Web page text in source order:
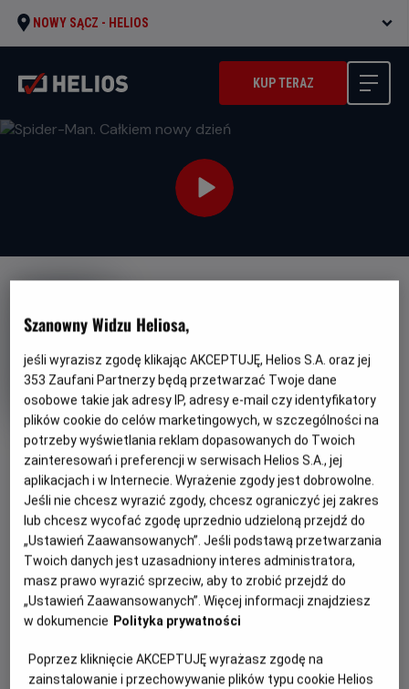
NOWY SĄCZ - HELIOS
KUP TERAZ
OBSERWUJ
Spider-Man. Całkiem nowy
dzień
Oryginalny
tytuł
Spider-Man: Brand New Day Gatunek
Fantasy /
Przygodowy / Akcja
Minimalny
wiek
Od 13 lat
Czas
trwania
145 min
Kraj
i
rok
produkcji
USA (2026)
OCENA HELIOS
8.3
PREMIERA
31 lipca 2026
REŻYSERIA
Destin Daniel Cretton
SCENARIUSZ
Chris McKenna, Erik
Sommers
OBSADA
Zendaya, Tom Holland, Jon Bernthal, Sadie Sink, Mark Ruffalo,
Jacob Batalon, Tramell Tillman, Michael Mando
WIĘCEJ SZCZEGÓŁÓW
GODZINY SEANSÓW
DZISIAJ, 10 SIERPNIA 2026
DZISIAJ,
SIERPNIA
20262D, dubbing 2D, dubbing
Szanowny Widzu Heliosa,
jeśli wyrazisz zgodę klikając AKCEPTUJĘ, Helios S.A. oraz jej
353 Zaufani Partnerzy będą przetwarzać Twoje dane
osobowe takie jak adresy IP, adresy e-mail czy identyfikatory
plików cookie do celów marketingowych, w szczególności na
potrzeby wyświetlania reklam dopasowanych do Twoich
zainteresowań i preferencji w serwisach Helios S.A., jej
aplikacjach i w Internecie. Wyrażenie zgody jest dobrowolne.
Jeśli nie chcesz wyrazić zgody, chcesz ograniczyć jej zakres
lub chcesz wycofać zgodę uprzednio udzieloną przejdź do
„Ustawień Zaawansowanych”. Jeśli podstawą przetwarzania
Twoich danych jest uzasadniony interes administratora,
masz prawo wyrazić sprzeciw, aby to zrobić przejdź do
„Ustawień Zaawansowanych”. Więcej informacji znajdziesz
w dokumencie Polityka prywatności
Poprzez kliknięcie AKCEPTUJĘ wyrażasz zgodę na
zainstalowanie i przechowywanie plików typu cookie Helios